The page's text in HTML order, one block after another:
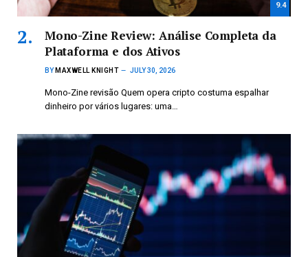
9.4
Mono-Zine Review: Análise Completa da
Plataforma e dos Ativos
BY MAXWELL KNIGHT JULY 30, 2026
Mono-Zine revisão Quem opera cripto costuma espalhar
dinheiro por vários lugares: uma…